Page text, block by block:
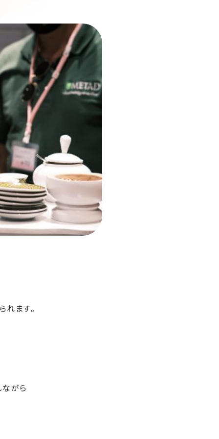
ます。
がら